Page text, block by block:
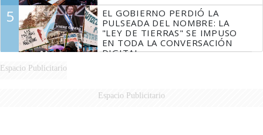
5
EL GOBIERNO PERDIÓ LA
PULSEADA DEL NOMBRE: LA
"LEY DE TIERRAS" SE IMPUSO
EN TODA LA CONVERSACIÓN
DIGITAL
Espacio Publicitario
Espacio Publicitario